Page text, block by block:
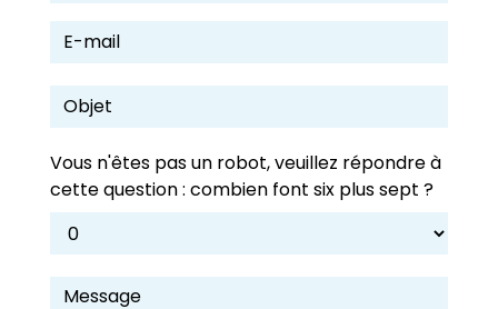
Vous n'êtes pas un robot, veuillez répondre à
cette question : combien font six plus sept ?